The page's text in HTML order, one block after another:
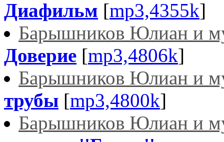
Диафильм [mp3,4355k]
Барышников Юлиан и
Доверие [mp3,4806k]
Барышников Юлиан и
трубы [mp3,4800k]
Барышников Юлиан и